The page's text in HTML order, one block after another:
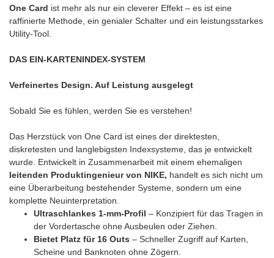
One Card ist mehr als nur ein cleverer Effekt – es ist eine
raffinierte Methode, ein genialer Schalter und ein leistungsstarkes
Utility-Tool.
DAS EIN-KARTENINDEX-SYSTEM
Verfeinertes Design. Auf Leistung ausgelegt
Sobald Sie es fühlen, werden Sie es verstehen!
Das Herzstück von One Card ist eines der direktesten,
diskretesten und langlebigsten Indexsysteme, das je entwickelt
wurde. Entwickelt in Zusammenarbeit mit einem ehemaligen
leitenden Produktingenieur von NIKE, handelt es sich nicht um
eine Überarbeitung bestehender Systeme, sondern um eine
komplette Neuinterpretation.
Ultraschlankes 1-mm-Profil – Konzipiert für das Tragen in
der Vordertasche ohne Ausbeulen oder Ziehen.
Bietet Platz für 16 Outs – Schneller Zugriff auf Karten,
Scheine und Banknoten ohne Zögern.